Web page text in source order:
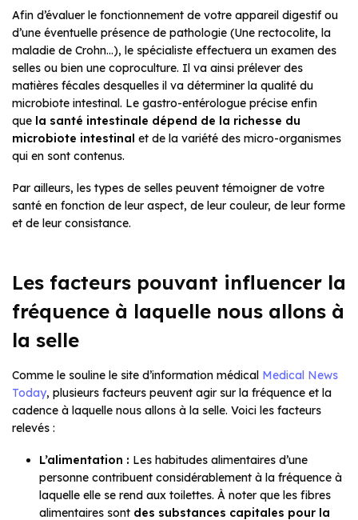
Afin d’évaluer le fonctionnement de votre appareil digestif ou
d’une éventuelle présence de pathologie (Une rectocolite, la
maladie de Crohn…), le spécialiste effectuera un examen des
selles ou bien une coproculture. Il va ainsi prélever des
matières fécales desquelles il va déterminer la qualité du
microbiote intestinal. Le gastro-entérologue précise enfin
que la santé intestinale dépend de la richesse du
microbiote intestinal et de la variété des micro-organismes
qui en sont contenus.
Par ailleurs, les types de selles peuvent témoigner de votre
santé en fonction de leur aspect, de leur couleur, de leur forme
et de leur consistance.
Les facteurs pouvant influencer la
fréquence à laquelle nous allons à
la selle
Comme le souline le site d’information médical Medical News
Today, plusieurs facteurs peuvent agir sur la fréquence et la
cadence à laquelle nous allons à la selle. Voici les facteurs
relevés :
L’alimentation : Les habitudes alimentaires d’une
personne contribuent considérablement à la fréquence à
laquelle elle se rend aux toilettes. À noter que les fibres
alimentaires sont des substances capitales pour la